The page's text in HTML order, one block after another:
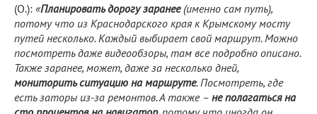
(О.): «Планировать дорогу заранее(именно сам путь),
потому что из Краснодарского края к Крымскому мосту
путей несколько. Каждый выбирает свой маршрут. Можно
посмотреть даже видеообзоры, там все подробно описано.
Также заранее, может, даже за несколько дней,
мониторить ситуацию на маршруте. Посмотреть, где
есть заторы из-за ремонтов. А также – не полагаться на